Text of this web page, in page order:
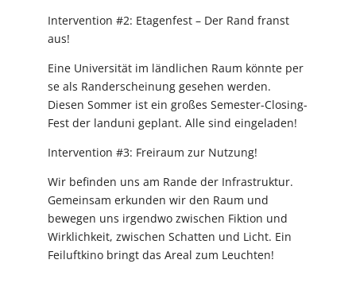
Intervention #2: Etagenfest – Der Rand franst
aus!
Eine Universität im ländlichen Raum könnte per
se als Randerscheinung gesehen werden.
Diesen Sommer ist ein großes Semester-Closing-
Fest der landuni geplant. Alle sind eingeladen!
Intervention #3: Freiraum zur Nutzung!
Wir befinden uns am Rande der Infrastruktur.
Gemeinsam erkunden wir den Raum und
bewegen uns irgendwo zwischen Fiktion und
Wirklichkeit, zwischen Schatten und Licht. Ein
Feiluftkino bringt das Areal zum Leuchten!